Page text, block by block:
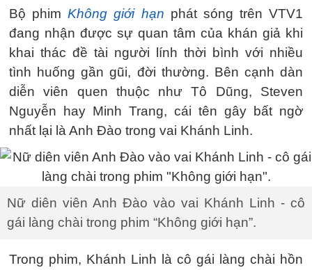
Bộ phim Không giới hạn phát sóng trên VTV1
đang nhận được sự quan tâm của khán giả khi
khai thác đề tài người lính thời bình với nhiều
tình huống gần gũi, đời thường. Bên cạnh dàn
diễn viên quen thuộc như Tô Dũng, Steven
Nguyễn hay Minh Trang, cái tên gây bất ngờ
nhất lại là Anh Đào trong vai Khánh Linh.
Nữ diên viên Anh Đào vào vai Khánh Linh - cô
gái làng chài trong phim “Không giới hạn”.
Trong phim, Khánh Linh là cô gái làng chài hồn